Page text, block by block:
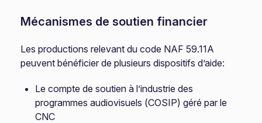
Mécanismes de soutien financier
Les productions relevant du code NAF 59.11A
peuvent bénéficier de plusieurs dispositifs d’aide:
Le compte de soutien à l’industrie des
programmes audiovisuels (COSIP) géré par le
CNC